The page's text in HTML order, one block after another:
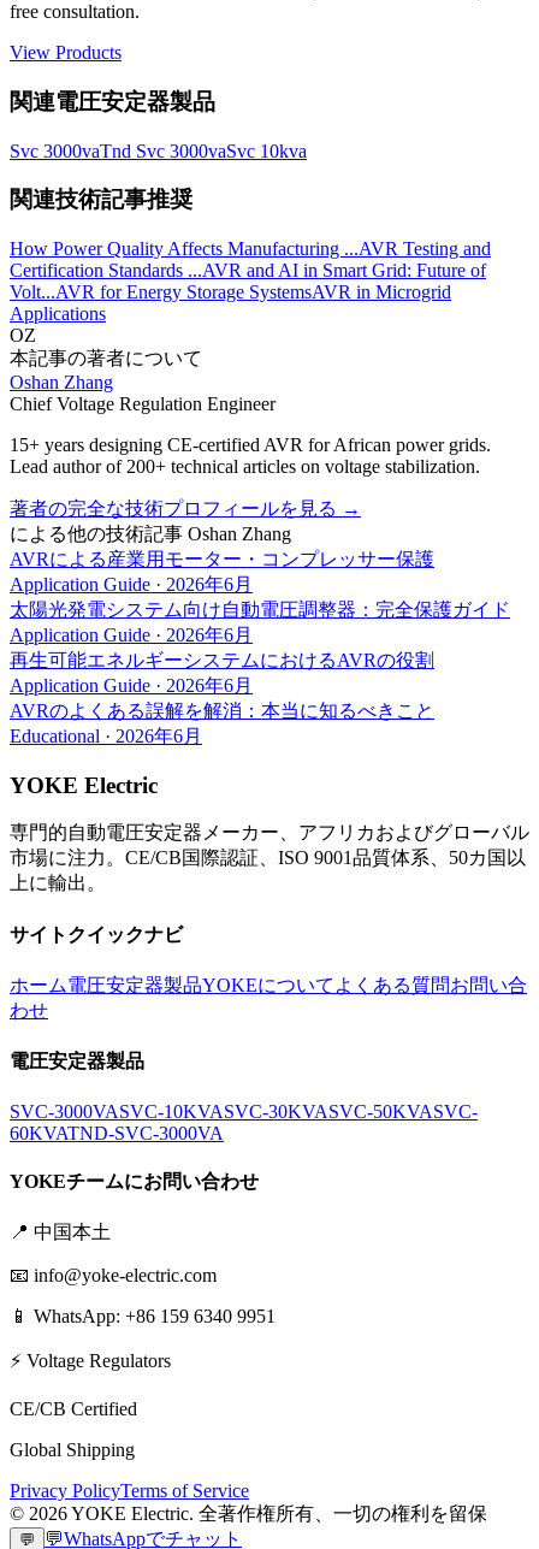
free consultation.
View Products
関連電圧安定器製品
Svc 3000vaTnd Svc 3000vaSvc 10kva
関連技術記事推奨
How Power Quality Affects Manufacturing ...AVR Testing and
Certification Standards ...AVR and AI in Smart Grid: Future of
Volt...AVR for Energy Storage SystemsAVR in Microgrid
Applications
OZ
本記事の著者について
Oshan Zhang
Chief Voltage Regulation Engineer
15+ years designing CE-certified AVR for African power grids.
Lead author of 200+ technical articles on voltage stabilization.
著者の完全な技術プロフィールを見る →
による他の技術記事 Oshan Zhang
AVRによる産業用モーター・コンプレッサー保護
Application Guide · 2026年6月
太陽光発電システム向け自動電圧調整器：完全保護ガイド
Application Guide · 2026年6月
再生可能エネルギーシステムにおけるAVRの役割
Application Guide · 2026年6月
AVRのよくある誤解を解消：本当に知るべきこと
Educational · 2026年6月
YOKE Electric
専門的自動電圧安定器メーカー、アフリカおよびグローバル
市場に注力。CE/CB国際認証、ISO 9001品質体系、50カ国以
上に輸出。
サイトクイックナビ
ホーム電圧安定器製品YOKEについて よくある質問お問い合
わせ
電圧安定器製品
SVC-3000VASVC-10KVASVC-30KVASVC-50KVASVC-
60KVATND-SVC-3000VA
YOKEチームにお問い合わせ
📍 中国本土
📧 info@yoke-electric.com
📱 WhatsApp: +86 159 6340 9951
⚡ Voltage Regulators
CE/CB Certified
Global Shipping
Privacy PolicyTerms of Service
© 2026YOKE Electric. 全著作権所有、一切の権利を留保
💬 💬WhatsAppでチャット